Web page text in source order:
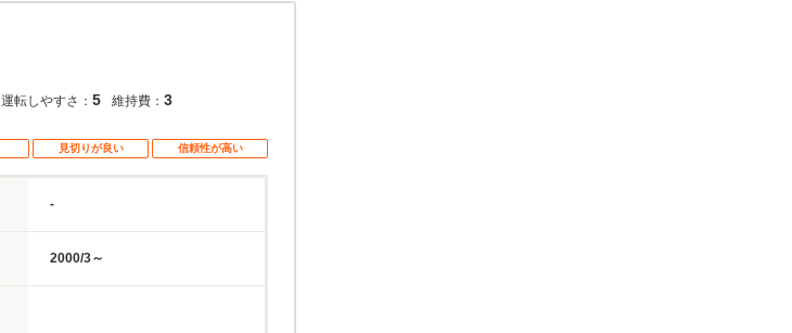
運転しやすさ： 5 維持費： 3
見切りが良い 信頼性が高い
-
2000/3～